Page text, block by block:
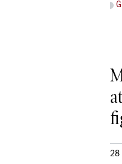
28